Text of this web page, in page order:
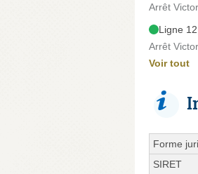
Arrêt
Ligne
Arrêt
Voir tout
Forme
SIRET